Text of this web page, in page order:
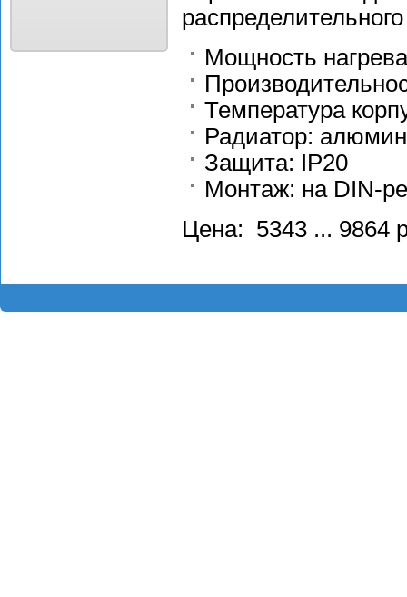
Мощность
Температура
Радиатор:
Защита: IP20
Монтаж: на DIN-
Цена: 5343 ... 9864